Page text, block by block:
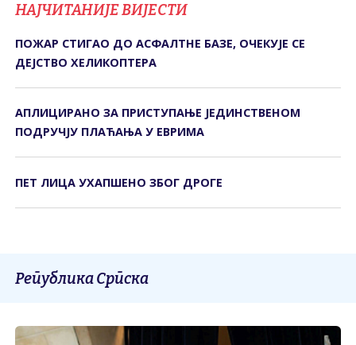
НАЈЧИТАНИЈЕ ВИЈЕСТИ
ПОЖАР СТИГАО ДО АСФАЛТНЕ БАЗЕ, ОЧЕКУЈЕ СЕ
ДЕЈСТВО ХЕЛИКОПТЕРА
АПЛИЦИРАНО ЗА ПРИСТУПАЊЕ ЈЕДИНСТВЕНОМ
ПОДРУЧЈУ ПЛАЋАЊА У ЕВРИМА
ПЕТ ЛИЦА УХАПШЕНО ЗБОГ ДРОГЕ
Република Српска